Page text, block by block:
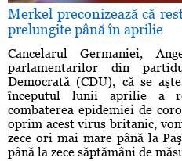
Merkel preconizează că
prelungite până în aprilie
Cancelarul Germaniei,
parlamentarilor din
Democrată (CDU), că se
începutul lunii aprilie a
combaterea epidemiei de
oprim acest virus britanic,
zece ori mai mare până la
până la zece săptămâni de